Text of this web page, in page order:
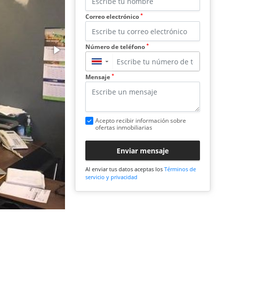
Correo electrónico *
Número de teléfono *
▼
Mensaje *
Acepto recibir información sobre
ofertas inmobiliarias
Enviar mensaje
Al enviar tus datos aceptas los Términos de
servicio y privacidad